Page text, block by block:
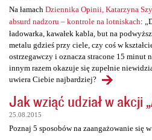
Na łamach Dziennika Opinii, Katarzyna
absurd nadzoru – kontrole na lotniskach:
ładowarka, kawałek kabla, but na
metalu gdzieś przy ciele, czy coś w
ostrzegawczy i oznacza stracone 15 minut
innym razem okazuje się zupełnie
uwiera Ciebie najbardziej?
Jak wziąć udział w akcji
25.08.2015
Poznaj 5 sposobów na zaangażowanie się